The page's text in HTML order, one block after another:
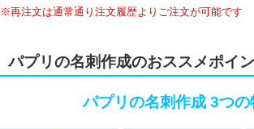
※再注文は通常通り注文履歴よりご注文が可能です
パプリの名刺作成のおススメポイ
パプリの名刺作成 3つの